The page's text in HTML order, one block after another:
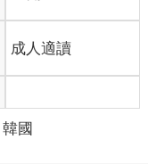
成人適讀
韓國